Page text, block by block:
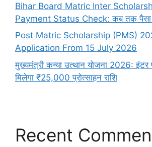
Bihar Board Matric Inter
Payment Status Check: कब तक पैसा
Post Matric Scholarship (PMS)
Application From 15 July 2026
मुख्यमंत्री कन्या उत्थान योजना 2026: इंटर
मिलेगा ₹25,000 प्रोत्साहन राशि
Recent